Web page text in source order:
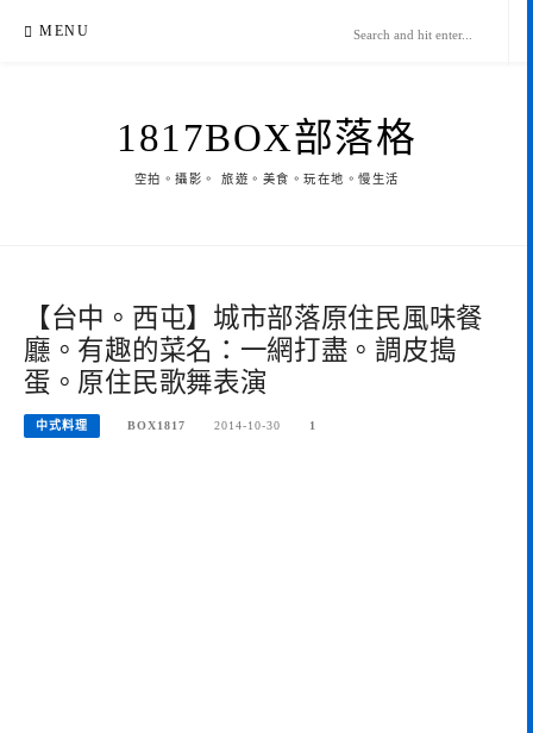
MENU
1817BOX部落格
空拍。攝影。 旅遊。美食。玩在地。慢生活
【台中。西屯】城市部落原住民風味餐
廳。有趣的菜名：一網打盡。調皮搗
蛋。原住民歌舞表演
中式料理 BOX1817 2014-10-30 1